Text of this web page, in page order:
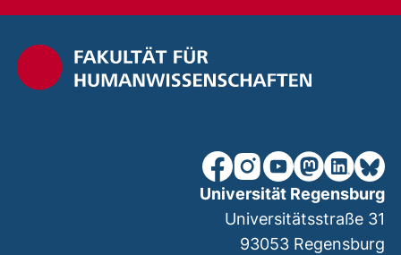
unsere Facebook-Seite
unsere Instagram-
unsere YouTube-
unsereunsere
Universität Regensburg
Universitätsstraße 31
93053 Regensburg